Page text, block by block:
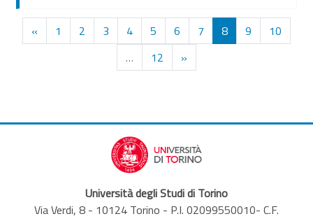
« Pagina precedente
1 Pagina 1
2 Pagina 2
3 Pagina 3
4Pagina 4
5 Pagina 5
6 Pagina 6
7 Pagina 7
8Pagina 8
9 Pagina 9
10
…
12 Pagina 12
»Pagina successiva
Università degli Studi di Torino
Via Verdi, 8 - 10124 Torino - P.I. 02099550010- C.F.